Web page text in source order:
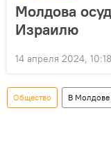
Молдова
Израилю
14 апреля 2024, 10:18
Общество В Молдове